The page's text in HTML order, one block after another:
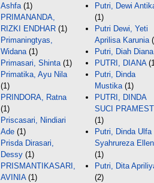
Ashfa (1)
PRIMANANDA,
RIZKI ENDHAR (1)
Primaningtyas,
Widana (1)
Primasari, Shinta (1)
Primatika, Ayu Nila
(1)
PRINDORA, Ratna
(1)
Priscasari, Nindiari
Ade (1)
Prisda Dirasari,
Dessy (1)
PRISMANTIKASARI,
AVINIA(1)
Putri, Dewi
(1)
Putri Dewi, Yeti
Aprilisa Karunia
Putri, Diah Diana
PUTRI, DIANA
Putri, Dinda
Mustika (1)
PUTRI, DINDA
SUCI
(1)
Putri, Dinda Ulfa
Syahrureza
(1)
Putri, Dita
(2)